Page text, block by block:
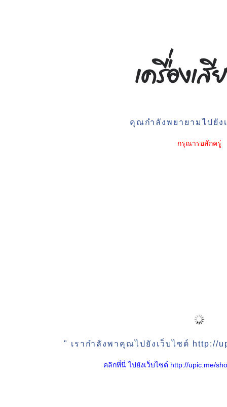
คุณกำลังพยายามไปยัง
กรุณารอสักครู่
" เรากำลังพาคุณไปยังเว็บไซต์ http://
คลิกที่นี่ ไปยังเว็บไซต์ http://upic.me/